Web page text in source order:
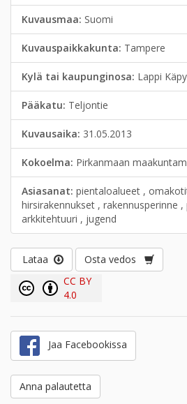
Kuvausmaa: Suomi
Kuvauspaikkakunta: Tampere
Kylä tai kaupunginosa: Lappi
Pääkatu: Teljontie
Kuvausaika: 31.05.2013
Kokoelma: Pirkanmaan
Asiasanat: pientaloalueet ,
hirsirakennukset , rakennusperinne
arkkitehtuuri , jugend
Lataa
Osta vedos
CC BY
4.0
Jaa Facebookissa
Anna palautetta